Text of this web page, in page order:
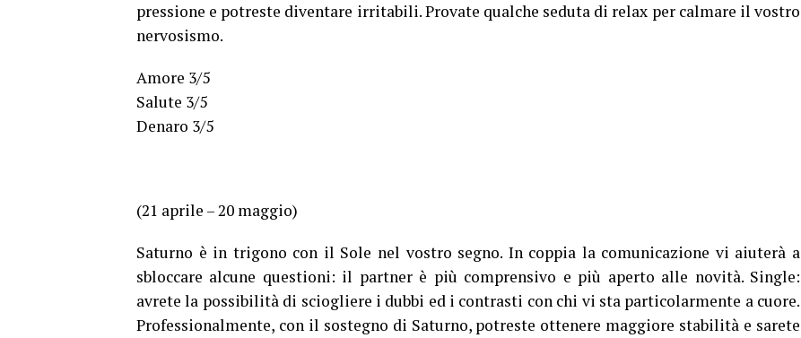
pressione e potreste diventare irritabili. Provate qualche seduta di relax per calmare il vostro
nervosismo.
Amore 3/5
Salute 3/5
Denaro 3/5
(21 aprile – 20 maggio)
Saturno è in trigono con il Sole nel vostro segno. In coppia la comunicazione vi aiuterà a
sbloccare alcune questioni: il partner è più comprensivo e più aperto alle novità. Single:
avrete la possibilità di sciogliere i dubbi ed i contrasti con chi vi sta particolarmente a cuore.
Professionalmente, con il sostegno di Saturno, potreste ottenere maggiore stabilità e sarete